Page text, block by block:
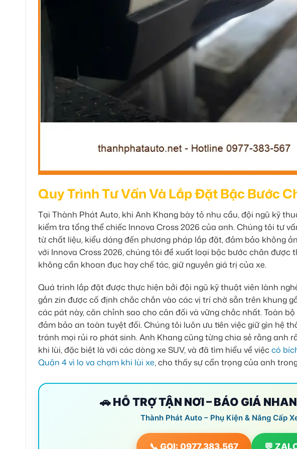
Quy Trình Tư Vấn Và Lắp Đặt Bậc Bước
Tại Thành Phát Auto, khi Anh Khang bày tỏ nhu cầu, đội ngũ kỹ
kiểm tra tổng thể chiếc Innova Cross 2026 của anh. Chúng tôi tư
từ chất liệu, kiểu dáng đến phương pháp lắp đặt, đảm bảo không
với Innova Cross 2026, chúng tôi đề xuất loại bậc bước chân được
không cần khoan đục hay chế tác, giữ nguyên giá trị của xe.
Quá trình lắp đặt được thực hiện bởi đội ngũ kỹ thuật viên lành
gắn zin được cố định chắc chắn vào các vị trí chờ sẵn trên khung
các pát này, căn chỉnh sao cho cân đối và vững chắc nhất. Toàn
đảm bảo an toàn tuyệt đối. Chúng tôi luôn ưu tiên việc giữ gìn hệ
tránh mọi rủi ro phát sinh. Anh Khang cũng từng chia sẻ rằng anh
khi lùi, đặc biệt là với các dòng xe SUV, và đã tìm hiểu về việccó
Quận 4 vì lo va chạm khi lùi xe, cho thấy sự cẩn trọng của anh
🚗 HỖ TRỢ TẬN NƠI – BÁO GIÁ
Thành Phát Auto – Phụ Kiện & Nâng Cấp
📞 GỌI: 0977.383.567 💬